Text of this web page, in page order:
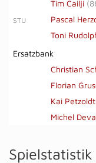
Tim Cailji (
STU
Pascal
Toni
Ersatzbank
Christian
Florian
Kai Petzoldt
Michel
Spielstatistik